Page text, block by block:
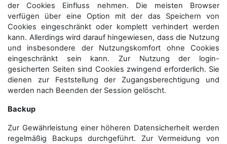
der Cookies Einfluss nehmen. Die meisten Browser
verfügen über eine Option mit der das Speichern von
Cookies eingeschränkt oder komplett verhindert werden
kann. Allerdings wird darauf hingewiesen, dass die Nutzung
und insbesondere der Nutzungskomfort ohne Cookies
eingeschränkt sein kann. Zur Nutzung der login-
gesicherten Seiten sind Cookies zwingend erforderlich. Sie
dienen zur Feststellung der Zugangs­berechtigung und
werden nach Beenden der Session gelöscht.
Backup
Zur Gewährleistung einer höheren Datensicherheit werden
regelmäßig Backups durchgeführt. Zur Vermeidung von